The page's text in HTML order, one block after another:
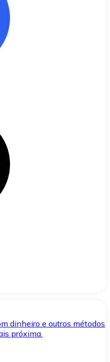
dinheiro e outros métodos
próxima.